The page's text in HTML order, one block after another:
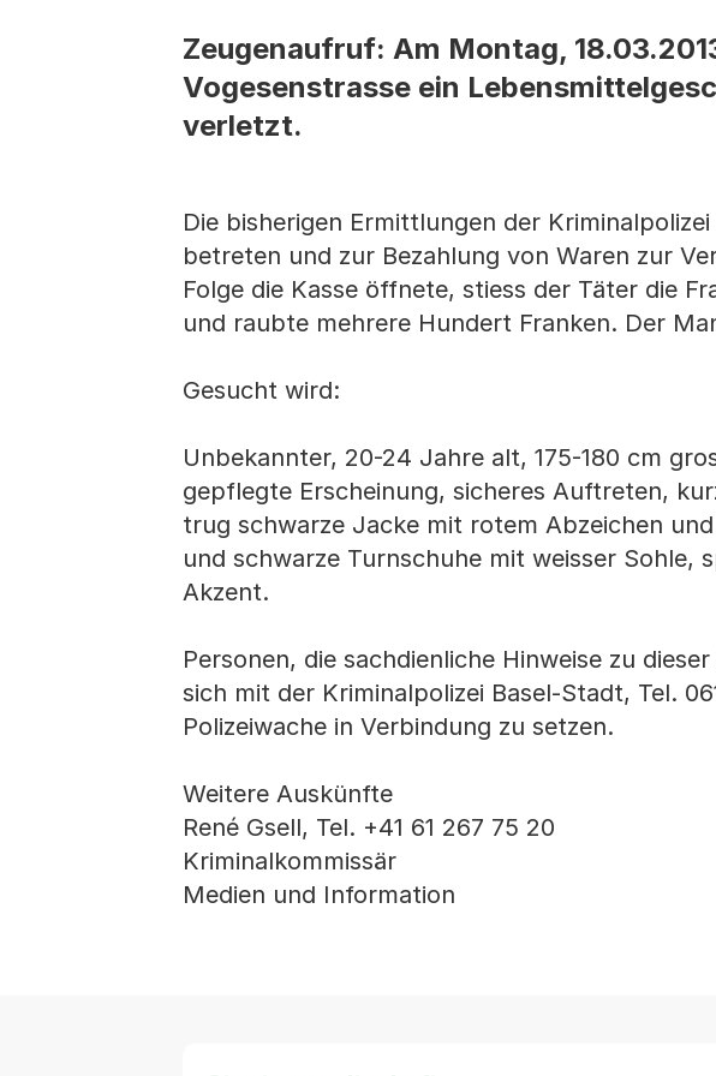
Zeugenaufruf: Am Montag,
Vogesenstrasse ein
verletzt.
Die bisherigen Ermittlungen der
betreten und zur Bezahlung von Waren zur
Folge die Kasse öffnete, stiess der Täter die
und raubte mehrere Hundert Franken. Der
Gesucht wird:
Unbekannter, 20-24 Jahre alt, 175-180 cm
gepflegte Erscheinung, sicheres Auftreten,
trug schwarze Jacke mit rotem Abzeichen
und schwarze Turnschuhe mit weisser Sohle,
Akzent.
Personen, die sachdienliche Hinweise zu
sich mit der Kriminalpolizei Basel-Stadt, Tel.
Polizeiwache in Verbindung zu setzen.
Weitere Auskünfte
René Gsell, Tel. +41 61 267 75 20
Kriminalkommissär
Medien und Information